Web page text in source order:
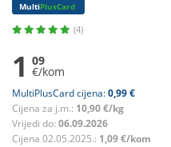
MultiPlusCard
(4)
1 09
€/kom
MultiPlusCard cijena:0,99 €
Cijena za j.m.: 10,90 €/kg
Vrijedi do: 06.09.2026
Cijena 02.05.2025.: 1,09 €/kom